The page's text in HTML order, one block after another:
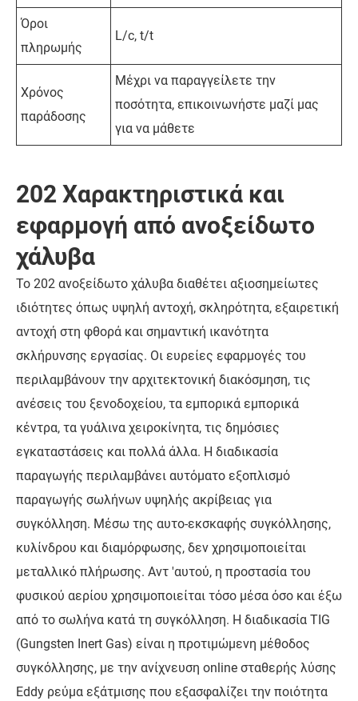
Όροι
πληρωμής
L/c, t/t
Χρόνος
παράδοσης
Μέχρι να παραγγείλετε την
ποσότητα, επικοινωνήστε μαζί μας
για να μάθετε
202 Χαρακτηριστικά και
εφαρμογή από ανοξείδωτο
χάλυβα
Το 202 ανοξείδωτο χάλυβα διαθέτει αξιοσημείωτες
ιδιότητες όπως υψηλή αντοχή, σκληρότητα, εξαιρετική
αντοχή στη φθορά και σημαντική ικανότητα
σκλήρυνσης εργασίας. Οι ευρείες εφαρμογές του
περιλαμβάνουν την αρχιτεκτονική διακόσμηση, τις
ανέσεις του ξενοδοχείου, τα εμπορικά εμπορικά
κέντρα, τα γυάλινα χειροκίνητα, τις δημόσιες
εγκαταστάσεις και πολλά άλλα. Η διαδικασία
παραγωγής περιλαμβάνει αυτόματο εξοπλισμό
παραγωγής σωλήνων υψηλής ακρίβειας για
συγκόλληση. Μέσω της αυτο-εκσκαφής συγκόλλησης,
κυλίνδρου και διαμόρφωσης, δεν χρησιμοποιείται
μεταλλικό πλήρωσης. Αντ 'αυτού, η προστασία του
φυσικού αερίου χρησιμοποιείται τόσο μέσα όσο και έξω
από το σωλήνα κατά τη συγκόλληση. Η διαδικασία TIG
(Gungsten Inert Gas) είναι η προτιμώμενη μέθοδος
συγκόλλησης, με την ανίχνευση online σταθερής λύσης
Eddy ρεύμα εξάτμισης που εξασφαλίζει την ποιότητα